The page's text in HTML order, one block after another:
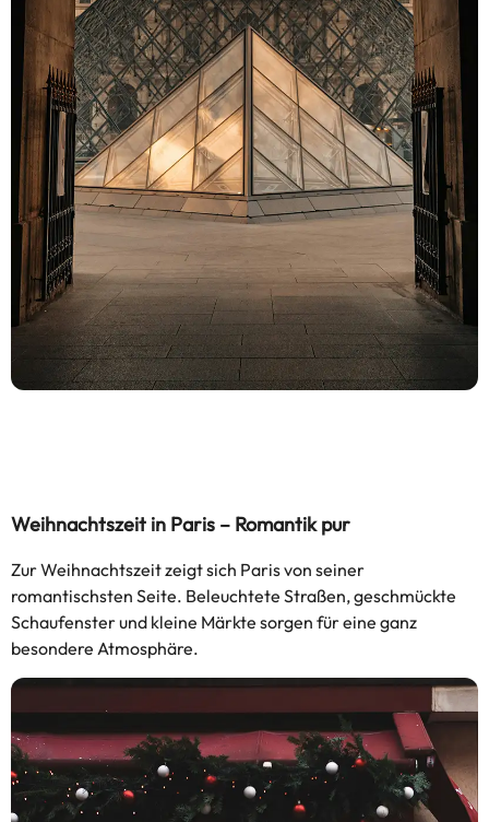
Weihnachtszeit in Paris – Romantik pur
Zur Weihnachtszeit zeigt sich Paris von seiner
romantischsten Seite. Beleuchtete Straßen, geschmückte
Schaufenster und kleine Märkte sorgen für eine ganz
besondere Atmosphäre.